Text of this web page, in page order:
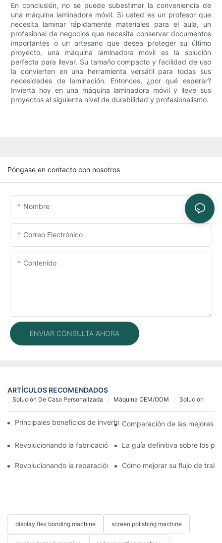
En conclusión, no se puede subestimar la conveniencia de
una máquina laminadora móvil. Si usted es un profesor que
necesita laminar rápidamente materiales para el aula, un
profesional de negocios que necesita conservar documentos
importantes o un artesano que desea proteger su último
proyecto, una máquina laminadora móvil es la solución
perfecta para llevar. Su tamaño compacto y facilidad de uso
la convierten en una herramienta versátil para todas sus
necesidades de laminación. Entonces, ¿por qué esperar?
Invierta hoy en una máquina laminadora móvil y lleve sus
proyectos al siguiente nivel de durabilidad y profesionalismo.
Póngase en contacto con nosotros
Nombre
Correo Electrónico
Contenido
ENVIAR CONSULTA AHORA
ARTÍCULOS RECOMENDADOS
Solución
Máquina OEM/ODM
Solución De Caso Personalizada
Principales beneficios de invertir en una máquina laminadora
Comparación de las mejores
Revolucionando la fabricación móvil: la eficiencia de las
La guía definitiva sobre los
Revolucionando la reparación de teléfonos móviles con la
Cómo mejorar su flujo de
display flex bonding machine screen polishing machine